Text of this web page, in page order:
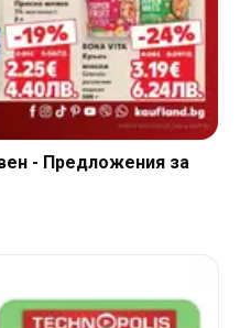
- Предложения за